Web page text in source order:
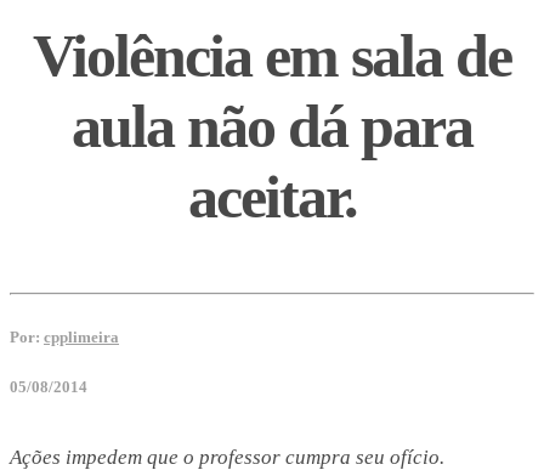
Violência em sala de
aula não dá para
aceitar.
Por: cpplimeira
05/08/2014
Ações impedem que o professor cumpra seu ofício.